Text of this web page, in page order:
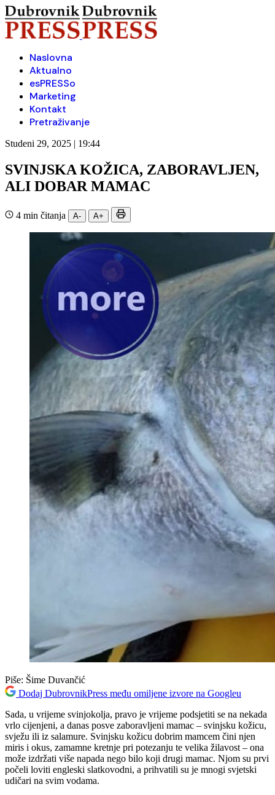
Naslovna
Aktualno
esPRESSo
Marketing
Kontakt
Pretraživanje
Studeni 29, 2025 | 19:44
SVINJSKA KOŽICA, ZABORAVLJEN,
ALI DOBAR MAMAC
4 min čitanja A- A+
Piše: Šime Duvančić
Dodaj DubrovnikPress među omiljene izvore na Googleu
Sada, u vrijeme svinjokolja, pravo je vrijeme podsjetiti se na nekada
vrlo cijenjeni, a danas posve zaboravljeni mamac – svinjsku kožicu,
svježu ili iz salamure. Svinjsku kožicu dobrim mamcem čini njen
miris i okus, zamamne kretnje pri potezanju te velika žilavost – ona
može izdržati više napada nego bilo koji drugi mamac. Njom su prvi
počeli loviti engleski slatkovodni, a prihvatili su je mnogi svjetski
udičari na svim vodama.